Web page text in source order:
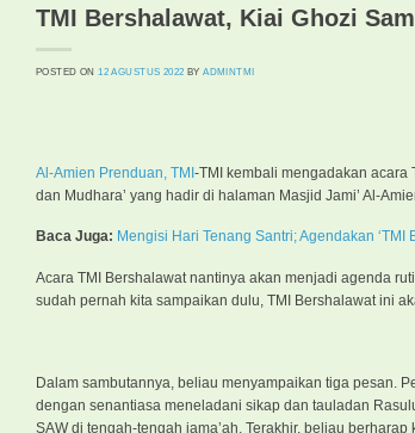
TMI Bershalawat, Kiai Ghozi
POSTED ON12 AGUSTUS 2022 BYADMINTMI
Al-Amien Prenduan, TMI-TMI kembali mengadakan acara
dan Mudhara’ yang hadir di halaman Masjid Jami’ Al-
Baca Juga: Mengisi Hari Tenang Santri; Agendakan ‘TMI
Acara TMI Bershalawat nantinya akan menjadi agenda
sudah pernah kita sampaikan dulu, TMI Bershalawat ini
Dalam sambutannya, beliau menyampaikan tiga pesan.
dengan senantiasa meneladani sikap dan tauladan
SAW di tengah-tengah jama’ah. Terakhir, beliau